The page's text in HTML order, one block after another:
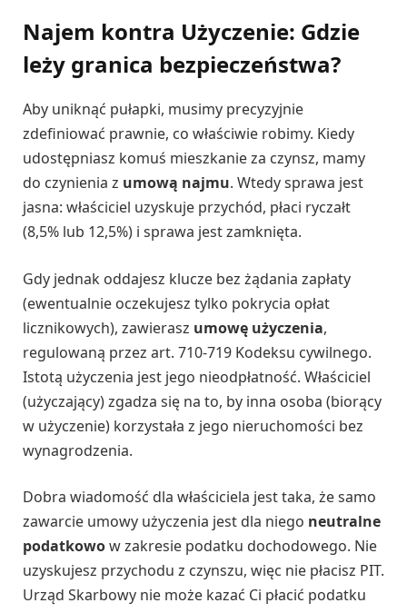
Najem kontra Użyczenie: Gdzie
leży granica bezpieczeństwa?
Aby uniknąć pułapki, musimy precyzyjnie
zdefiniować prawnie, co właściwie robimy. Kiedy
udostępniasz komuś mieszkanie za czynsz, mamy
do czynienia z umową najmu. Wtedy sprawa jest
jasna: właściciel uzyskuje przychód, płaci ryczałt
(8,5% lub 12,5%) i sprawa jest zamknięta.
Gdy jednak oddajesz klucze bez żądania zapłaty
(ewentualnie oczekujesz tylko pokrycia opłat
licznikowych), zawierasz umowę użyczenia,
regulowaną przez art. 710-719 Kodeksu cywilnego.
Istotą użyczenia jest jego nieodpłatność. Właściciel
(użyczający) zgadza się na to, by inna osoba (biorący
w użyczenie) korzystała z jego nieruchomości bez
wynagrodzenia.
Dobra wiadomość dla właściciela jest taka, że samo
zawarcie umowy użyczenia jest dla niego neutralne
podatkowow zakresie podatku dochodowego. Nie
uzyskujesz przychodu z czynszu, więc nie płacisz PIT.
Urząd Skarbowy nie może kazać Ci płacić podatku